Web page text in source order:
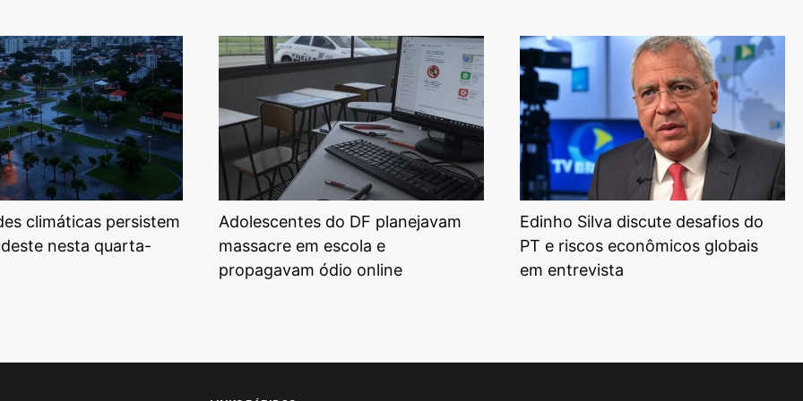
climáticas persistem
nesta quarta-
Adolescentes do DF planejavam
massacre em escola e
propagavam ódio online
Edinho Silva discute desafios do
PT e riscos econômicos globais
em entrevista